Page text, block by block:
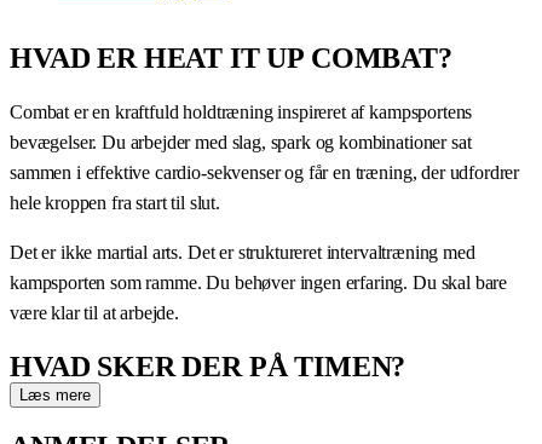
HVAD ER HEAT IT UP COMBAT?
Combat er en kraftfuld holdtræning inspireret af kampsportens
bevægelser. Du arbejder med slag, spark og kombinationer sat
sammen i effektive cardio-sekvenser og får en træning, der udfordrer
hele kroppen fra start til slut.
Det er ikke martial arts. Det er struktureret intervaltræning med
kampsporten som ramme. Du behøver ingen erfaring. Du skal bare
være klar til at arbejde.
HVAD SKER DER PÅ TIMEN?
Læs mere